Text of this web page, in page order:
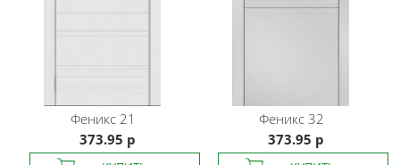
Феникс 21
373.95 р
Феникс 32
373.95 р